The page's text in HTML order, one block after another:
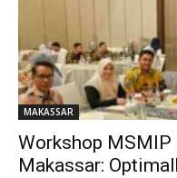
MAKASSAR
Workshop MSMIP
Makassar: